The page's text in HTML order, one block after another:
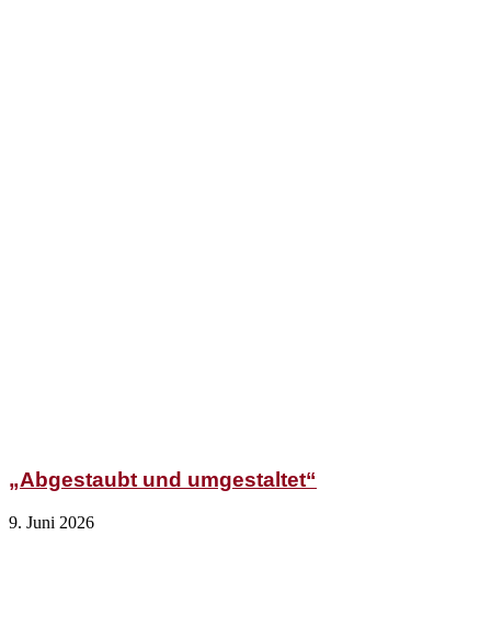
„Abgestaubt und umgestaltet“
9. Juni 2026